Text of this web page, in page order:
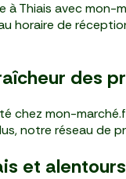
à Thiais avec
horaire de
des
chez mon-
notre réseau de
et